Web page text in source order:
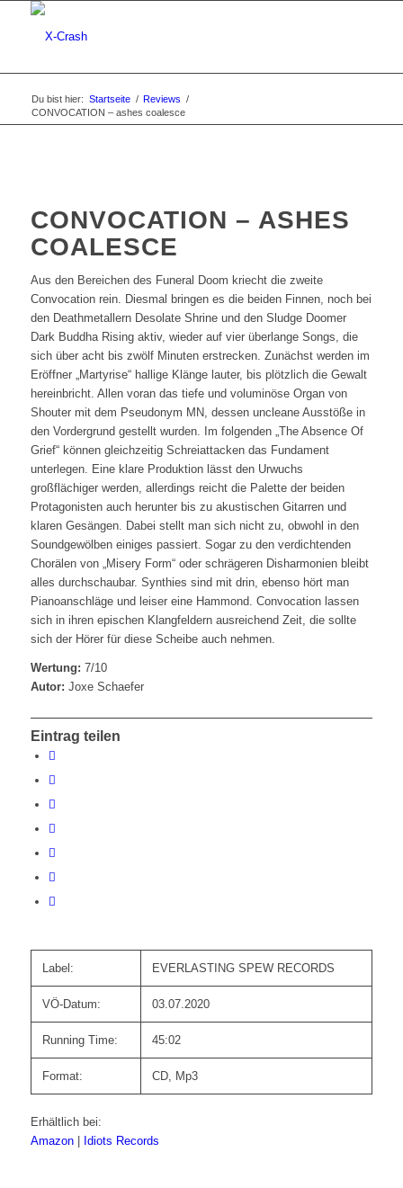
Du bist hier: Startseite / Reviews /
CONVOCATION – ashes coalesce
CONVOCATION – ASHES
COALESCE
Aus den Bereichen des Funeral Doom kriecht die zweite
Convocation rein. Diesmal bringen es die beiden Finnen, noch bei
den Deathmetallern Desolate Shrine und den Sludge Doomer
Dark Buddha Rising aktiv, wieder auf vier überlange Songs, die
sich über acht bis zwölf Minuten erstrecken. Zunächst werden im
Eröffner „Martyrise“ hallige Klänge lauter, bis plötzlich die Gewalt
hereinbricht. Allen voran das tiefe und voluminöse Organ von
Shouter mit dem Pseudonym MN, dessen uncleane Ausstöße in
den Vordergrund gestellt wurden. Im folgenden „The Absence Of
Grief“ können gleichzeitig Schreiattacken das Fundament
unterlegen. Eine klare Produktion lässt den Urwuchs
großflächiger werden, allerdings reicht die Palette der beiden
Protagonisten auch herunter bis zu akustischen Gitarren und
klaren Gesängen. Dabei stellt man sich nicht zu, obwohl in den
Soundgewölben einiges passiert. Sogar zu den verdichtenden
Chorälen von „Misery Form“ oder schrägeren Disharmonien bleibt
alles durchschaubar. Synthies sind mit drin, ebenso hört man
Pianoanschläge und leiser eine Hammond. Convocation lassen
sich in ihren epischen Klangfeldern ausreichend Zeit, die sollte
sich der Hörer für diese Scheibe auch nehmen.
Wertung: 7/10
Autor: Joxe Schaefer
Eintrag teilen
Label: EVERLASTING SPEW RECORDS
VÖ-Datum: 03.07.2020
Running Time: 45:02
Format: CD, Mp3
Erhältlich bei:
Amazon
Idiots Records